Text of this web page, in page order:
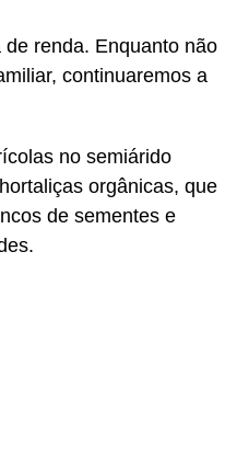
renda. Enquanto não
continuaremos a
no semiárido
orgânicas, que
de sementes e